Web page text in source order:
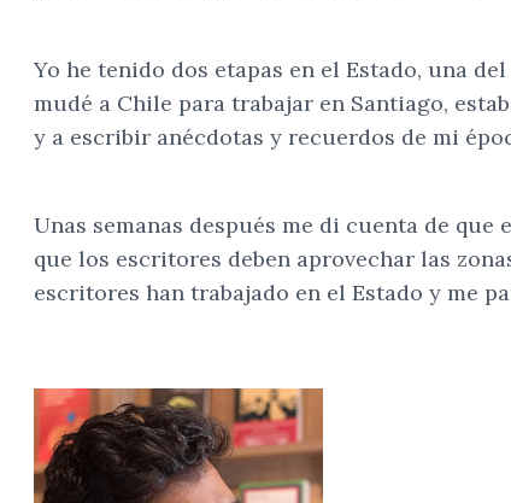
Yo he tenido dos etapas en el Estado, una
mudé a Chile para trabajar en Santiago,
y a escribir anécdotas y recuerdos de mi
Unas semanas después me di cuenta de
que los escritores deben aprovechar las
escritores han trabajado en el Estado y me